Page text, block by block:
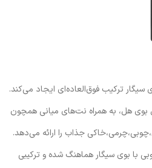
سیگار ترکیب فوق‌العاده‌ای ایجاد می‌کند.
بوی هل، به همراه نت‌های میانی همچون
جذاب را ارائه می‌دهد.
با بوی سیگار هماهنگ شده و ترکیبی